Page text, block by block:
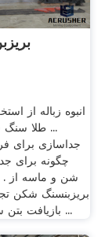
انبوه زباله از
... طلا سنگ
جداسازی برای
چگونه برای
شن و ماسه از .
بریزبنسنگ شکن
بازیافت بتن سنگ مس خرد ...